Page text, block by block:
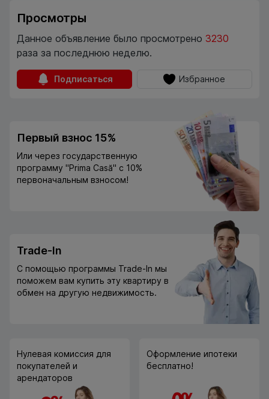
Просмотры
Данное объявление было просмотрено 3230
раза за последнюю неделю.
Подписаться Избранное
Первый взнос 15%
Или через государственную
программу "Prima Casă" с 10%
первоначальным взносом!
Trade-In
С помощью программы Trade-In мы
поможем вам купить эту квартиру в
обмен на другую недвижимость.
Нулевая комиссия для
покупателей и
арендаторов
Оформление ипотеки
бесплатно!